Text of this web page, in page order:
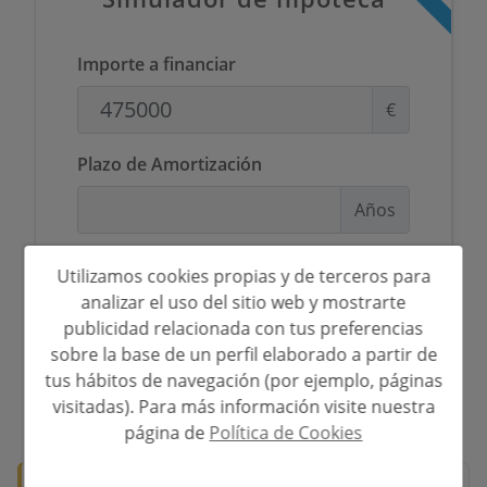
Clima mediterráneo y estilo de vida
aumentan la habitabilidad y valor de
urbanización consolidadaCercanía a servicios, ocio
y playas de prestigioPosibilidad de crear viviendas
revalorización futura
Importe a financiar
€
Plazo de Amortización
Años
Tipo de interés
%
*Esta información está sujeta a errores y no forma parte de ningún
contrato. La oferta puede ser modificada o retirada sin previo aviso. El
precio no incluye los costes de la compra.
Utilizamos cookies propias y de terceros para
analizar el uso del sitio web y mostrarte
publicidad relacionada con tus preferencias
sobre la base de un perfil elaborado a partir de
tus hábitos de navegación (por ejemplo, páginas
visitadas). Para más información visite nuestra
página de Política de Cookies